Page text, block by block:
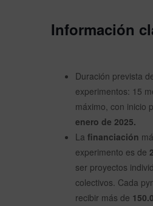
Información
Duración prevista
experimentos: 15
máximo, con inicio
enero de 2025.
La financiación
experimento es de
ser proyectos
colectivos. Cada
recibir más de